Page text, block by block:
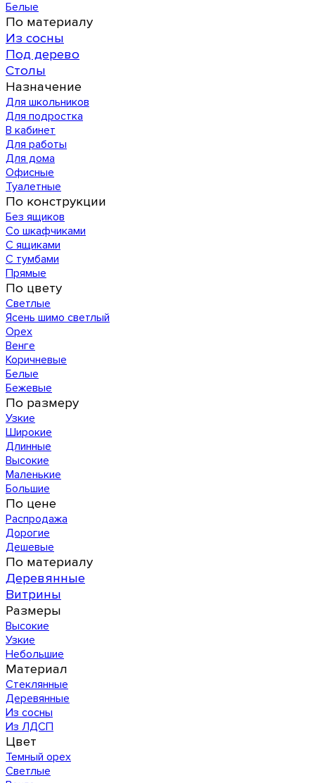
Белые
По материалу
Из сосны
Под дерево
Столы
Назначение
Для школьников
Для подростка
В кабинет
Для работы
Для дома
Офисные
Туалетные
По конструкции
Без ящиков
Со шкафчиками
С ящиками
С тумбами
Прямые
По цвету
Светлые
Ясень шимо светлый
Орех
Венге
Коричневые
Белые
Бежевые
По размеру
Узкие
Широкие
Длинные
Высокие
Маленькие
Большие
По цене
Распродажа
Дорогие
Дешевые
По материалу
Деревянные
Витрины
Размеры
Высокие
Узкие
Небольшие
Материал
Стеклянные
Деревянные
Из сосны
Из ЛДСП
Цвет
Темный орех
Светлые